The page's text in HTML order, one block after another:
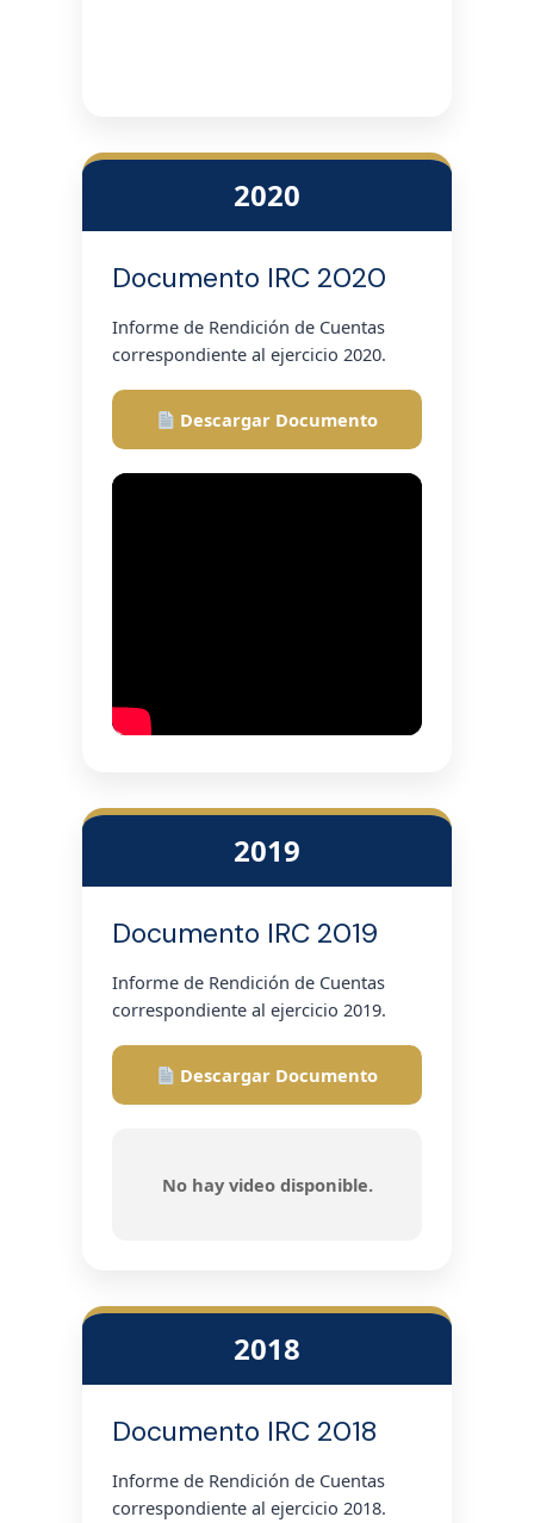
2020
Documento IRC 2020
Informe de Rendición de Cuentas
correspondiente al ejercicio 2020.
Descargar Documento
2019
Documento IRC 2019
Informe de Rendición de Cuentas
correspondiente al ejercicio 2019.
Descargar Documento
No hay video disponible.
2018
Documento IRC 2018
Informe de Rendición de Cuentas
correspondiente al ejercicio 2018.